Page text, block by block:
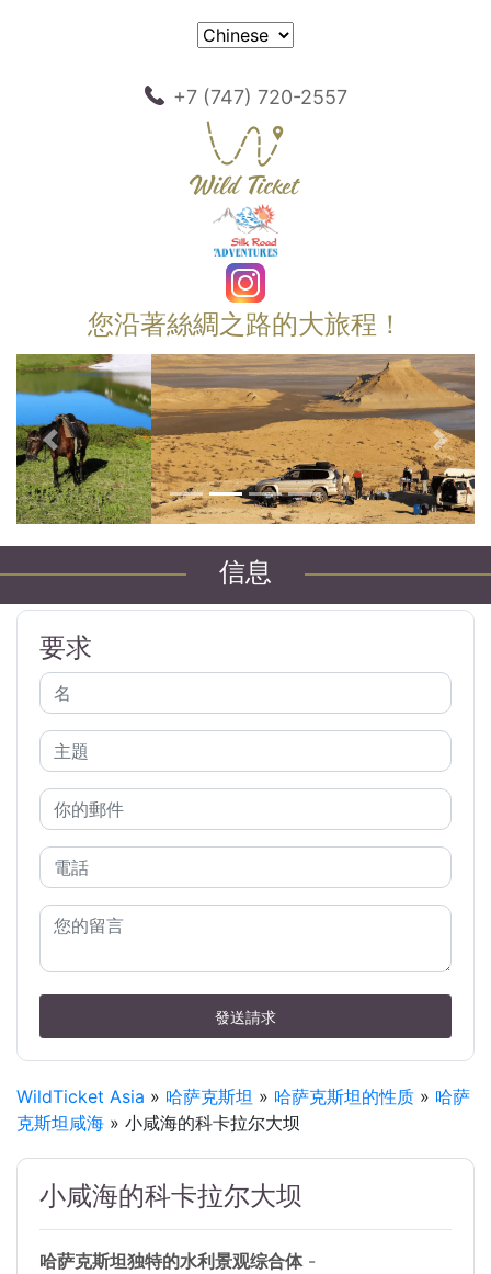
+7 (747) 720-2557
您沿著絲綢之路的大旅程！
以前的 下一個
信息
要求
發送請求
WildTicket Asia » 哈萨克斯坦 » 哈萨克斯坦的性质 » 哈萨
克斯坦咸海 » 小咸海的科卡拉尔大坝
小咸海的科卡拉尔大坝
哈萨克斯坦独特的水利景观综合体-